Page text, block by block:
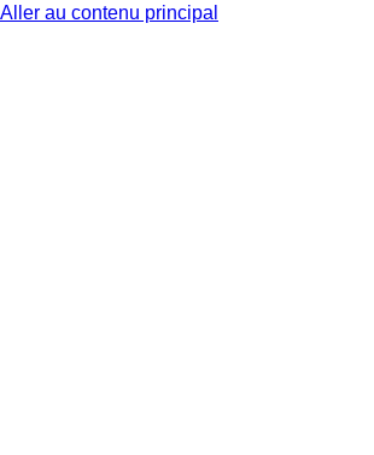
Aller au contenu principal